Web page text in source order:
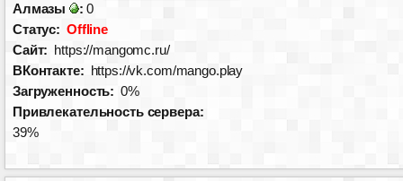
Алмазы : 0
Статус: Offline
Сайт: https://mangomc.ru/
ВКонтакте: https://vk.com/mango.play
Загруженность: 0%
Привлекательность сервера:
39%